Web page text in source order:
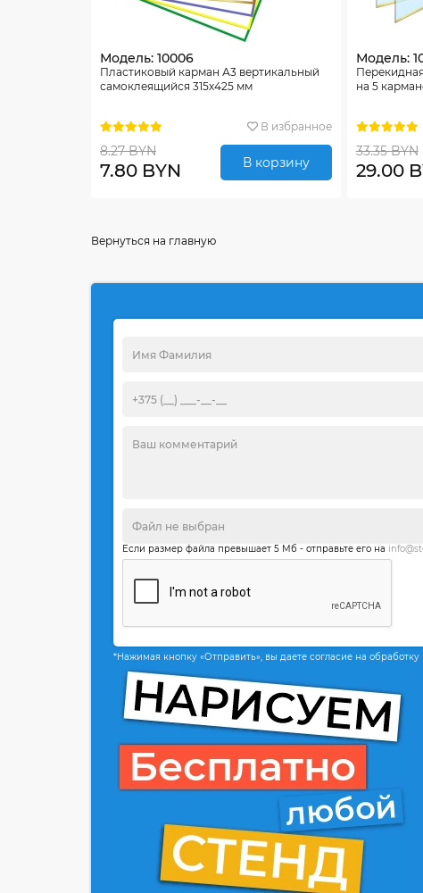
Модель: 10006
Пластиковый карман А3 вертикальный
самоклеящийся 315х425 мм
В избранное
8.27 BYN
7.80 BYN В корзину
Модель:
на 5
33.35 BYN
29.00
Вернуться на главную
Если размер файла превышает 5 Мб - отправьте его на
*Нажимая кнопку «Отправить», вы даете согласие на